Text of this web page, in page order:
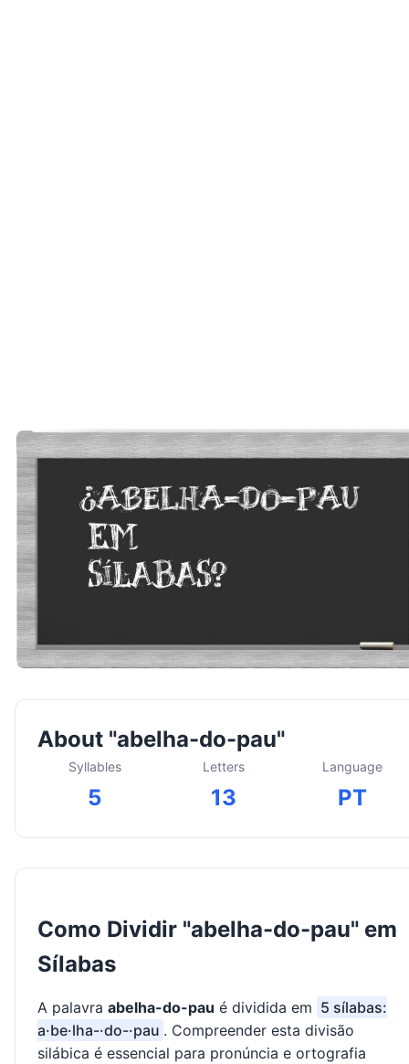
About "abelha-do-pau"
Syllables
5
Letters
13
Language
PT
Como Dividir "abelha-do-pau" em
Sílabas
A palavra abelha-do-pau é dividida em 5 sílabas:
a·be·lha-·do-·pau . Compreender esta divisão
silábica é essencial para pronúncia e ortografia